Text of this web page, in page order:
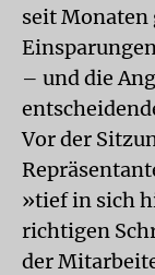
seit Monaten
– und die
Vor der
»tief in sich
richtigen
der